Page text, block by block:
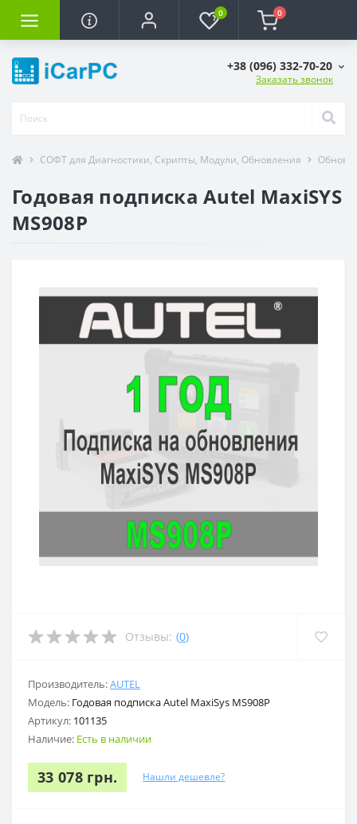
0 0
+38 (096) 332-70-20
Заказать звонок
СОФТ для Диагностики, Скрипты, Модули, Обновления
Годовая подписка Autel MaxiSYS
MS908P
Отзывы: (0)
Производитель:AUTEL
Модель: Годовая подписка Autel MaxiSys MS908P
Артикул: 101135
Наличие: Есть в наличии
33 078 грн. Нашли дешевле?